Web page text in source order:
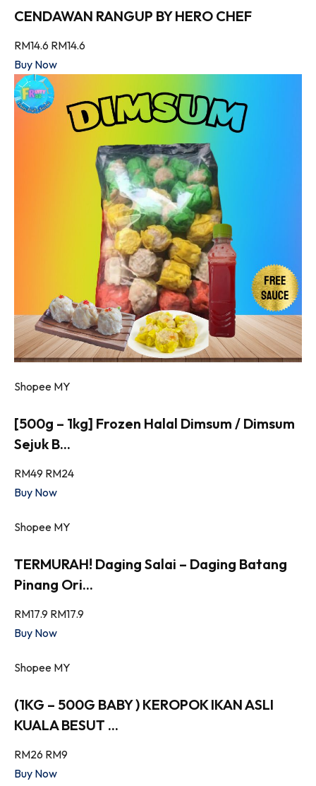
CENDAWAN RANGUP BY HERO CHEF
RM14.6 RM14.6
Buy Now
Shopee MY
[500g – 1kg] Frozen Halal Dimsum / Dimsum
Sejuk B...
RM49 RM24
Buy Now
Shopee MY
TERMURAH! Daging Salai – Daging Batang
Pinang Ori...
RM17.9 RM17.9
Buy Now
Shopee MY
(1KG – 500G BABY ) KEROPOK IKAN ASLI
KUALA BESUT ...
RM26 RM9
Buy Now